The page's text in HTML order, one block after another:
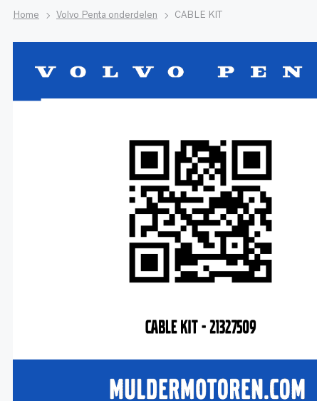
Home Volvo Penta onderdelen CABLE KIT